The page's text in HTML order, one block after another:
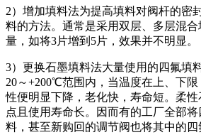
2）增加填料法为提高填料对阀杆的密
料的方法。通常是采用双层、多层混
量，如将3片增到5片，效果并不明显。
3）更换石墨填料法大量使用的四氟填
20～+200℃范围内，当温度在上、下
性便明显下降，老化快，寿命短。柔
点且使用寿命长。因而有的工厂全部
料，甚至新购回的调节阀也将其中的